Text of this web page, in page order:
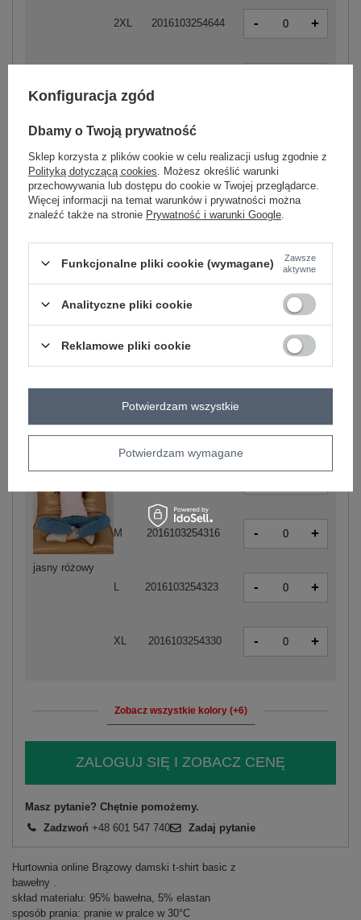
ciemny niebieski
2XL 2016103254644 - +
S 2016103254606
M 2016103254613 - +
- +
+
jasny różowy
- +
XS 2016103254293 - +
M 2016103254316 - +
L 2016103254323 - +
XL 2016103254330 - +
Zobacz wszystkie kolory (+6)
ZALOGUJ SIĘ I ZOBACZ CENĘ
Masz pytanie? Chętnie pomożemy.
Zadzwoń +48 601 547 740 Zadaj pytanie
Hurtownia online Brązowy damski t-shirt basic z
bawełny .
skład materiału: 95% bawełna, 5% elastan
sposób prania: pranie w pralce w 30°C
Konfiguracja zgód
Dbamy o Twoją prywatność
Sklep korzysta z plików cookie w celu realizacji usług zgodnie z
Polityką dotyczącą cookies . Możesz określić warunki
przechowywania lub dostępu do cookie w Twojej przeglądarce.
Więcej informacji na temat warunków i prywatności można
znaleźć także na stronie Prywatność i warunki Google
Funkcjonalne pliki cookie (wymagane)
Zawsze
aktywne
Analityczne pliki cookie
Reklamowe pliki cookie
Potwierdzam wymagane
Potwierdzam wszystkie